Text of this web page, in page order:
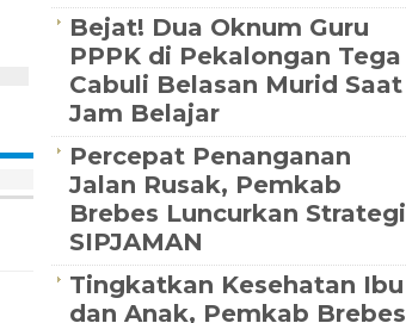
Bejat! Dua Oknum Guru
PPPK di Pekalongan Tega
Cabuli Belasan Murid Saat
Jam Belajar
Percepat Penanganan
Jalan Rusak, Pemkab
Brebes Luncurkan Strategi
SIPJAMAN
Tingkatkan Kesehatan Ibu
dan Anak, Pemkab Brebes